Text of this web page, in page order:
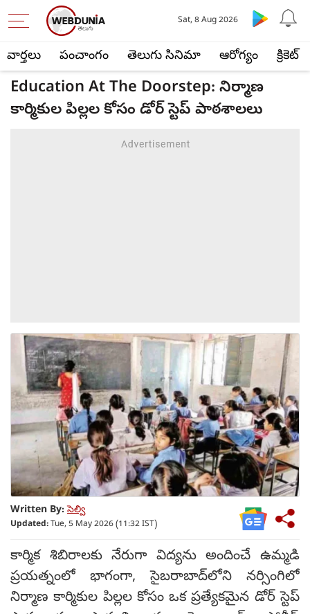
వార్తలు పంచాంగం తెలుగు సినిమా ఆరోగ్యం క్రికెట్
Sat, 8 Aug 2026
Education At The Doorstep: నిర్మాణ
కార్మికుల పిల్లల కోసం డోర్ స్టెప్ పాఠశాలలు
Written By: సెల్వి
Updated:Tue, 5 May 2026 (11:32 IST)
కార్మిక శిబిరాలకు నేరుగా విద్యను అందించే ఉమ్మడి
ప్రయత్నంలో భాగంగా, సైబరాబాద్‌లోని నర్సింగిలో
నిర్మాణ కార్మికుల పిల్లల కోసం ఒక ప్రత్యేకమైన డోర్ స్టెప్